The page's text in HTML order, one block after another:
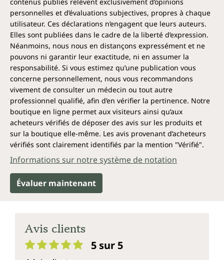
personnelles et d’évaluations subjectives, propres à chaque
utilisateur. Ces déclarations n’engagent que leurs auteurs.
Elles sont publiées dans le cadre de la liberté d’expression.
Néanmoins, nous nous en distançons expressément et ne
pouvons ni garantir leur exactitude, ni en assumer la
responsabilité. Si vous estimez qu’une publication vous
concerne personnellement, nous vous recommandons
vivement de consulter un médecin ou tout autre
professionnel qualifié, afin d’en vérifier la pertinence. Notre
boutique en ligne permet aux visiteurs ainsi qu’aux
acheteurs vérifiés de déposer des avis sur les produits et
sur la boutique elle-même. Les avis provenant d’acheteurs
vérifiés sont clairement identifiés par la mention "Vérifié".
Informations sur notre système de notation
Évaluer maintenant
Avis clients
5 sur 5